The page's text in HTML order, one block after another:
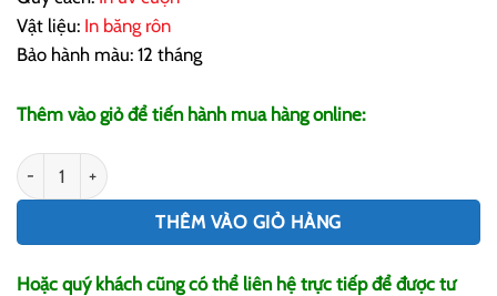
Vật liệu: In băng rôn
Bảo hành màu: 12 tháng
Thêm vào giỏ để tiến hành mua hàng online:
In Băng Rôn Giá Rẻ số lượng
THÊM VÀO GIỎ HÀNG
Hoặc quý khách cũng có thể liên hệ trực tiếp để được tư